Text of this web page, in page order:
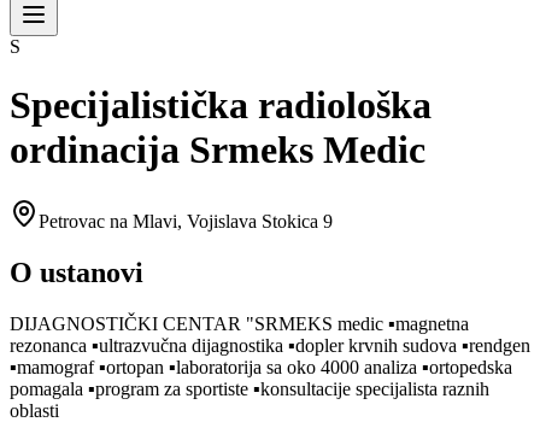
S
Specijalistička radiološka
ordinacija Srmeks Medic
Petrovac na Mlavi, Vojislava Stokica 9
O ustanovi
DIJAGNOSTIČKI CENTAR "SRMEKS medic ▪︎magnetna
rezonanca ▪︎ultrazvučna dijagnostika ▪︎dopler krvnih sudova ▪︎rendgen
▪︎mamograf ▪︎ortopan ▪︎laboratorija sa oko 4000 analiza ▪︎ortopedska
pomagala ▪︎program za sportiste ▪︎konsultacije specijalista raznih
oblasti